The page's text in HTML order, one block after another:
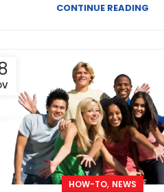
CONTINUE READING
HOW-TO, NEWS